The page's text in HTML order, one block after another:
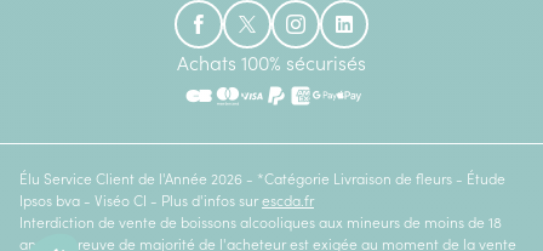
Achats 100% sécurisés
Élu Service Client de l'Année 2026 - *Catégorie Livraison de fleurs - Étude
Ipsos bva - Viséo CI - Plus d'infos sur escda.fr
Interdiction de vente de boissons alcooliques aux mineurs de moins de 18
ans. La preuve de majorité de l'acheteur est exigée au moment de la vente